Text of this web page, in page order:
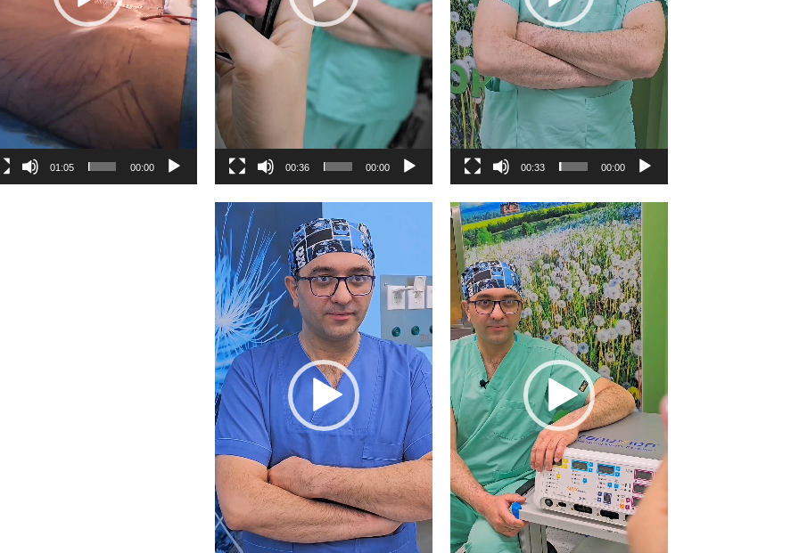
00:00
00:33
00:00
00:36
00:00
01:05
نمایشگر
ویدیو